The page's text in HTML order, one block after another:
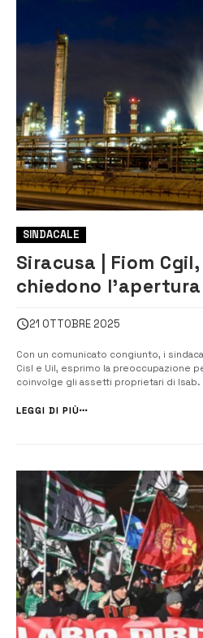
SINDACALE
Siracusa | Fiom
chiedono
21 OTTOBRE 2025
Con un comunicato congiunto, i
Cisl e Uil, esprimo la preoccupazione
coinvolge gli assetti proprietari di Isab.
preoccupazioni condivise sulla crisi del
LEGGI DI PIÙ